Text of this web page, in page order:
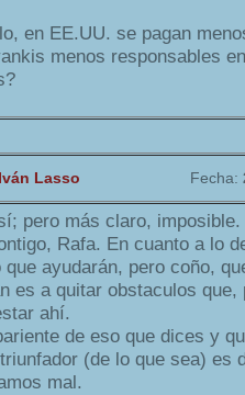
en EE.UU. se pagan
menos responsables
Iván Lasso Fecha:
pero más claro,
Rafa. En cuanto a lo
que ayudarán, pero coño,
es a quitar obstaculos que,
ahí.
de eso que dices y
(de lo que sea) es
mal.